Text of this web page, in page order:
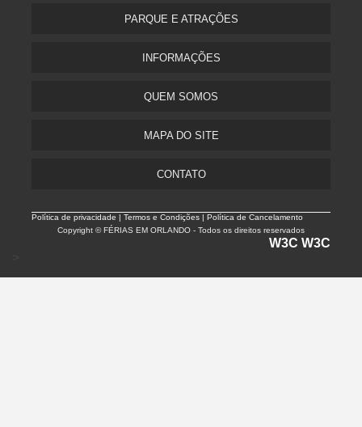
PARQUE E ATRAÇÕES
INFORMAÇÕES
QUEM SOMOS
MAPA DO SITE
CONTATO
Política de privacidade |Termos e Condições | Política de Cancelamento
Copyright © FÉRIAS EM ORLANDO - Todos os direitos reservados
W3C W3C